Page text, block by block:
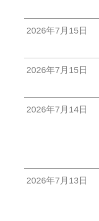
2026年7月15日
2026年7月15日
2026年7月14日
2026年7月13日